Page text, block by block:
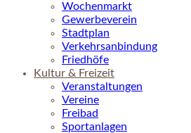
Wochenmarkt
Gewerbeverein
Stadtplan
Verkehrsanbindung
Friedhöfe
Kultur & Freizeit
Veranstaltungen
Vereine
Freibad
Sportanlagen